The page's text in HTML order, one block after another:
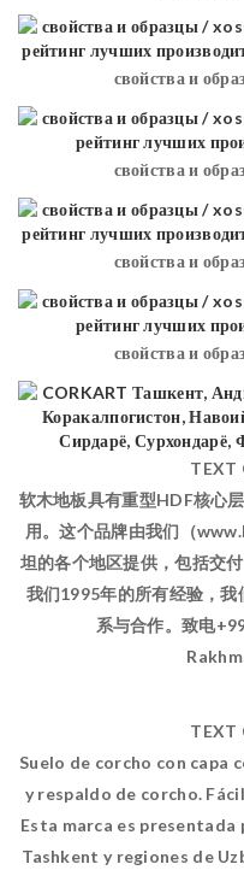
свойства и
свойства и
свойства и
свойства и
TEXT
软木地板具有重型HDF核心
用。这个品牌由我们（
坦的各个地区提供，包括交
我们1995年的所有经验，
系与合作。致电
TEXT
Suelo de corcho con capa
y respaldo de corcho.
Esta marca es
Tashkent y regiones de